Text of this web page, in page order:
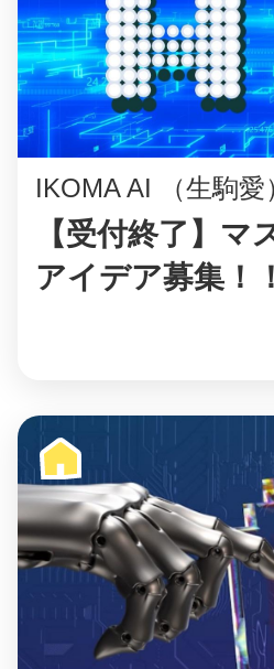
IKOMA AI （生駒愛
【受付終了】
アイデア募集！！